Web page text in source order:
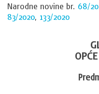
Narodne novine br. 68/
83/2020, 133/2020